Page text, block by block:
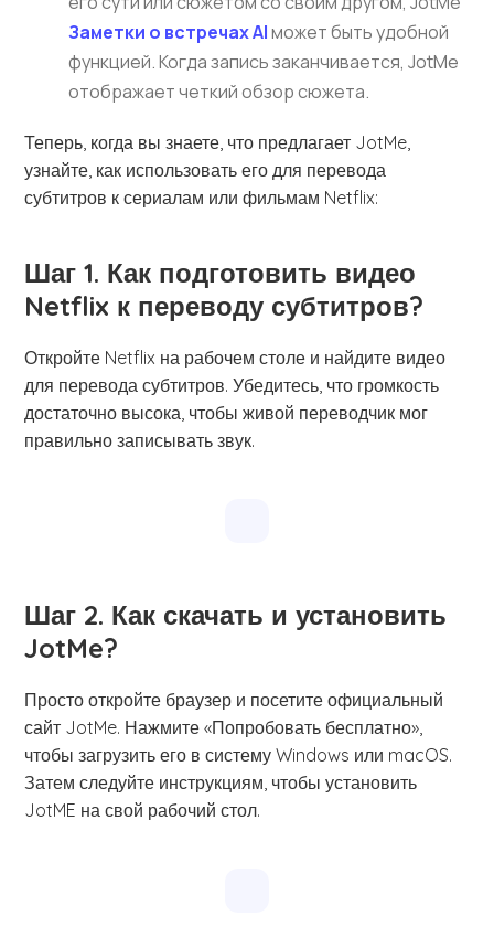
Заметки о встречах AIможет быть удобной
функцией. Когда запись заканчивается, JotMe
отображает четкий обзор сюжета.
Теперь, когда вы знаете, что предлагает JotMe,
узнайте, как использовать его для перевода
субтитров к сериалам или фильмам Netflix:
Шаг 1. Как подготовить видео
Netflix к переводу субтитров?
Откройте Netflix на рабочем столе и найдите видео
для перевода субтитров. Убедитесь, что громкость
достаточно высока, чтобы живой переводчик мог
правильно записывать звук.
Шаг 2. Как скачать и установить
JotMe?
Просто откройте браузер и посетите официальный
сайт JotMe. Нажмите «Попробовать бесплатно»,
чтобы загрузить его в систему Windows или macOS.
Затем следуйте инструкциям, чтобы установить
JotME на свой рабочий стол.